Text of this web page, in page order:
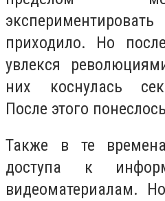
приходило. Но
увлекся
них коснулась
После этого
Также в те
доступа к
видеоматериалам.